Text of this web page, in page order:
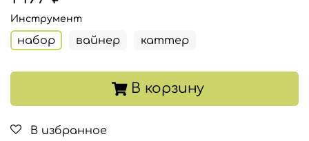
Инструмент
набор вайнер каттер
В корзину
В избранное